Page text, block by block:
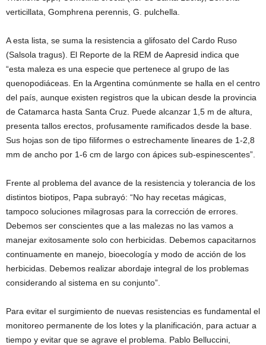
verticillata, Gomphrena perennis, G. pulchella.
A esta lista, se suma la resistencia a glifosato del Cardo Ruso
(Salsola tragus). El Reporte de la REM de Aapresid indica que
“esta maleza es una especie que pertenece al grupo de las
quenopodiáceas. En la Argentina comúnmente se halla en el centro
del país, aunque existen registros que la ubican desde la provincia
de Catamarca hasta Santa Cruz. Puede alcanzar 1,5 m de altura,
presenta tallos erectos, profusamente ramificados desde la base.
Sus hojas son de tipo filiformes o estrechamente lineares de 1-2,8
mm de ancho por 1-6 cm de largo con ápices sub-espinescentes”.
Frente al problema del avance de la resistencia y tolerancia de los
distintos biotipos, Papa subrayó: “No hay recetas mágicas,
tampoco soluciones milagrosas para la corrección de errores.
Debemos ser conscientes que a las malezas no las vamos a
manejar exitosamente solo con herbicidas. Debemos capacitarnos
continuamente en manejo, bioecología y modo de acción de los
herbicidas. Debemos realizar abordaje integral de los problemas
considerando al sistema en su conjunto”.
Para evitar el surgimiento de nuevas resistencias es fundamental el
monitoreo permanente de los lotes y la planificación, para actuar a
tiempo y evitar que se agrave el problema. Pablo Belluccini,